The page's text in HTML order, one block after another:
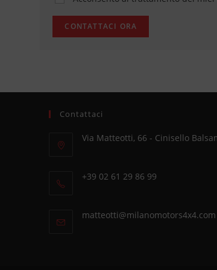
Contattaci
Via Matteotti, 66 - Cinisello
a
tab
+39 02 61 29 86 99
your
matteotti@milanomotors4x4.com